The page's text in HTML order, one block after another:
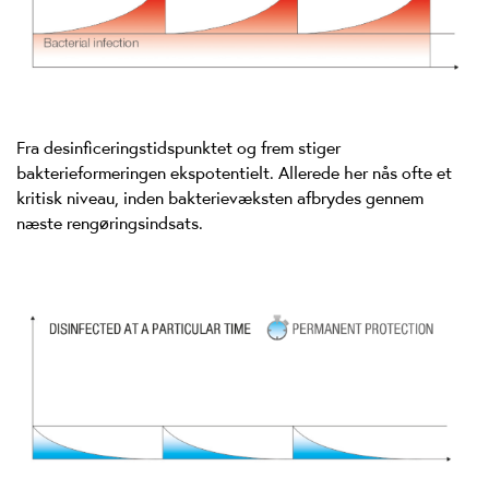
Fra desinficeringstidspunktet og frem stiger
bakterieformeringen ekspotentielt. Allerede her nås ofte et
kritisk niveau, inden bakterievæksten afbrydes gennem
næste rengøringsindsats.